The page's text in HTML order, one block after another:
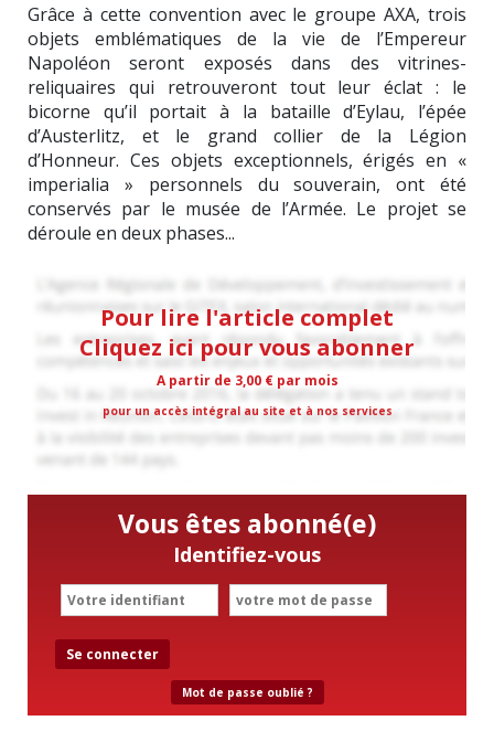
Grâce à cette convention avec le groupe AXA, trois
objets emblématiques de la vie de l’Empereur
Napoléon seront exposés dans des vitrines-
reliquaires qui retrouveront tout leur éclat : le
bicorne qu’il portait à la bataille d’Eylau, l’épée
d’Austerlitz, et le grand collier de la Légion
d’Honneur. Ces objets exceptionnels, érigés en «
imperialia » personnels du souverain, ont été
conservés par le musée de l’Armée. Le projet se
déroule en deux phases...
Pour lire l'article complet
Cliquez ici pour vous abonner
A partir de 3,00 € par mois
pour un accès intégral au site et à nos services
Vous êtes abonné(e)
Identifiez-vous
Se connecter
Mot de passe oublié ?